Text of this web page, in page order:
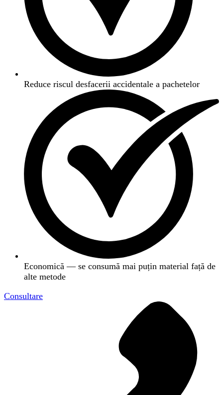
Reduce riscul desfacerii accidentale a pachetelor
Economică — se consumă mai puțin material față de
alte metode
Consultare